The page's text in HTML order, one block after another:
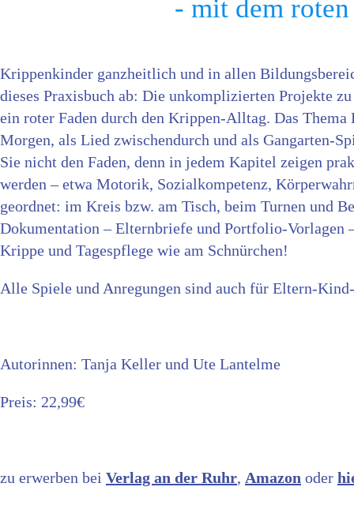
- mit dem
Krippenkinder ganzheitlich und in allen
dieses Praxisbuch ab: Die unkomplizierten Projekte
ein roter Faden durch den Krippen-Alltag. Das
Morgen, als Lied zwischendurch und als Gangarten-
Sie nicht den Faden, denn in jedem Kapitel zeigen
werden – etwa Motorik, Sozialkompetenz,
geordnet: im Kreis bzw. am Tisch, beim Turnen und
Dokumentation – Elternbriefe und Portfolio-
Krippe und Tagespflege wie am Schnürchen!
Alle Spiele und Anregungen sind auch für Eltern-
Autorinnen: Tanja Keller und Ute Lantelme
Preis: 22,99€
zu erwerben bei Verlag an der Ruhr, Amazon oder